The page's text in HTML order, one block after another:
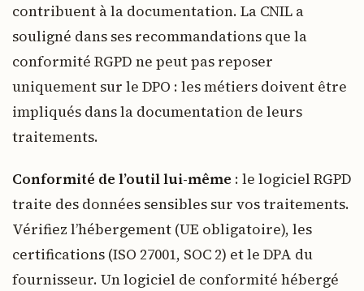
contribuent à la documentation. La CNIL a
souligné dans ses recommandations que la
conformité RGPD ne peut pas reposer
uniquement sur le DPO : les métiers doivent être
impliqués dans la documentation de leurs
traitements.
Conformité de l’outil lui-même : le logiciel RGPD
traite des données sensibles sur vos traitements.
Vérifiez l’hébergement (UE obligatoire), les
certifications (ISO 27001, SOC 2) et le DPA du
fournisseur. Un logiciel de conformité hébergé